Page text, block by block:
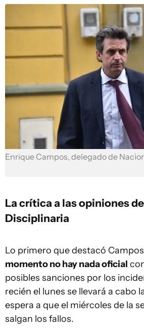
Enrique Campos, delegado de
La crítica a las opiniones
Disciplinaria
Lo primero que destacó
momento no hay nada oficial
posibles sanciones por los
recién el lunes se llevará a cabo
espera a que el miércoles de la
salgan los fallos.